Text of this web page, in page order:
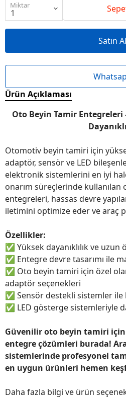
Miktar
Satın Al
Ürün Açıklaması
Oto Beyin Tamir Entegreleri
Otomotiv beyin tamiri için
adaptör, sensör ve LED
elektronik sistemlerini en iyi
onarım süreçlerinde
entegreleri, hassas devre
iletimini optimize eder ve araç
Özellikler:
✅ Yüksek dayanıklılık ve
✅ Entegre devre tasarımı ile
✅ Oto beyin tamiri için özel
adaptör seçenekleri
✅ Sensör destekli sistemler ile
✅ LED gösterge sistemleriyle
Güvenilir oto beyin tamiri
entegre çözümleri burada!
sistemlerinde profesyonel
en uygun ürünleri hemen
Daha fazla bilgi ve ürün